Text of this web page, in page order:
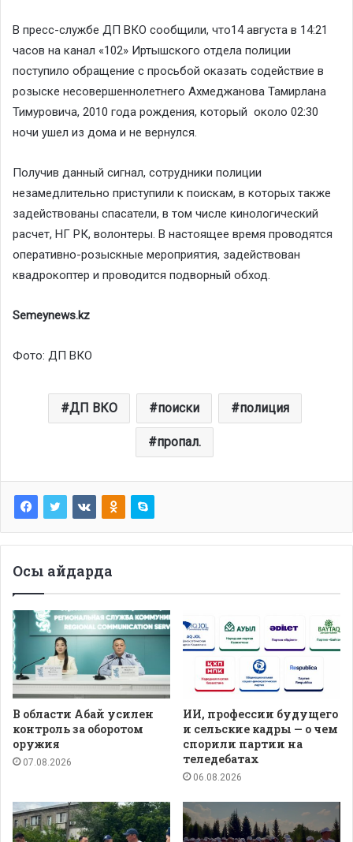
В пресс-службе ДП ВКО сообщили, что14 августа в 14:21
часов на канал «102» Иртышского отдела полиции
поступило обращение с просьбой оказать содействие в
розыске несовершеннолетнего Ахмеджанова Тамирлана
Тимуровича, 2010 года рождения, который около 02:30
ночи ушел из дома и не вернулся.
Получив данный сигнал, сотрудники полиции
незамедлительно приступили к поискам, в которых также
задействованы спасатели, в том числе кинологический
расчет, НГ РК, волонтеры. В настоящее время проводятся
оперативно-розыскные мероприятия, задействован
квадрокоптер и проводится подворный обход.
Semeynews.kz
Фото: ДП ВКО
ДП ВКО поиски полиция
пропал.
Осы айдарда
В области Абай усилен
контроль за оборотом
оружия
07.08.2026
ИИ, профессии будущего
и сельские кадры — о чем
спорили партии на
теледебатах
06.08.2026